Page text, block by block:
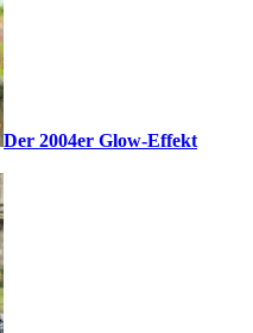
Der 2004er Glow-Effekt